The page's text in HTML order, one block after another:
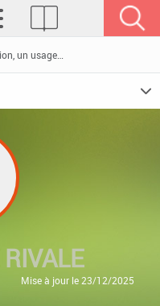
RIVALE
Mise à jour le 23/12/2025